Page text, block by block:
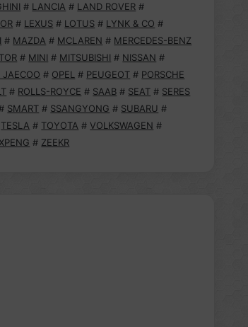
# LANCIA # LAND ROVER #
# LEXUS # LOTUS # LYNK & CO #
# MAZDA # MCLAREN # MERCEDES-BENZ
# MINI # MITSUBISHI # NISSAN #
# OPEL # PEUGEOT # PORSCHE
# ROLLS-ROYCE # SAAB # SEAT # SERES
SMART # SSANGYONG # SUBARU #
TESLA # TOYOTA # VOLKSWAGEN #
XPENG # ZEEKR